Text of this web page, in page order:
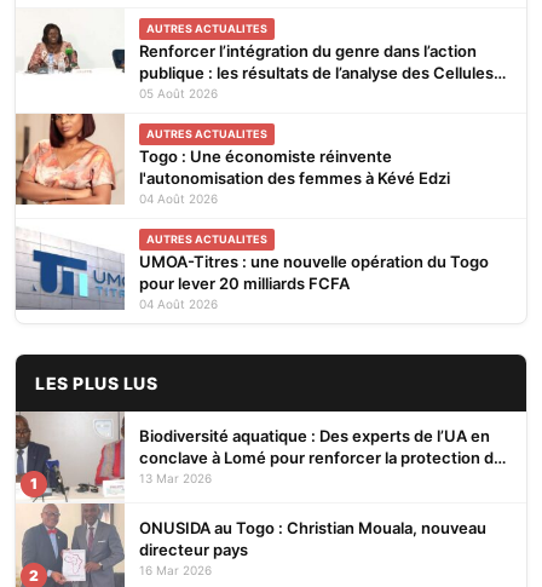
AUTRES ACTUALITES
Renforcer l’intégration du genre dans l’action
publique : les résultats de l’analyse des Cellules
Focales Genre restitués à Lomé
05 Août 2026
AUTRES ACTUALITES
Togo : Une économiste réinvente
l'autonomisation des femmes à Kévé Edzi
04 Août 2026
AUTRES ACTUALITES
UMOA-Titres : une nouvelle opération du Togo
pour lever 20 milliards FCFA
04 Août 2026
LES PLUS LUS
1
Biodiversité aquatique : Des experts de l’UA en
conclave à Lomé pour renforcer la protection des
écosystèmes
13 Mar 2026
2
ONUSIDA au Togo : Christian Mouala, nouveau
directeur pays
16 Mar 2026